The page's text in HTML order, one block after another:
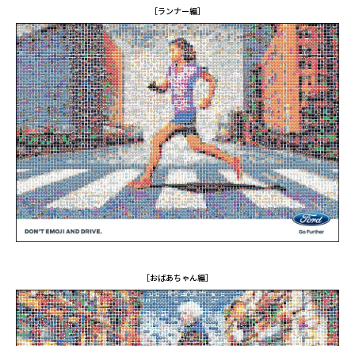
［ランナー編］
［おばあちゃん編］